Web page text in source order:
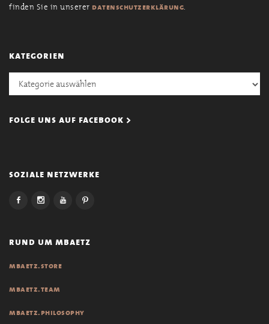
finden Sie in unserer datenschutzerklärung.
kategorien
Kategorien
folge uns auf facebook >
soziale netzwerke
rund um mbaetz
mbaetz.store
mbaetz.team
mbaetz.philosophy